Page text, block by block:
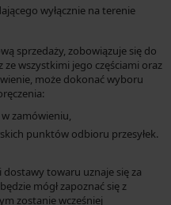
wyłącznie na terenie
sprzedaży, zobowiązuje się do
wszystkimi jego częściami oraz
może dokonać wyboru
zamówieniu,
punktów odbioru przesyłek.
towaru uznaje się za
mógł zapoznać się z
zostanie wcześniej